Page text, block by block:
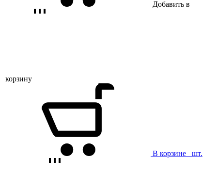
Добавить в
корзину
В корзине шт.